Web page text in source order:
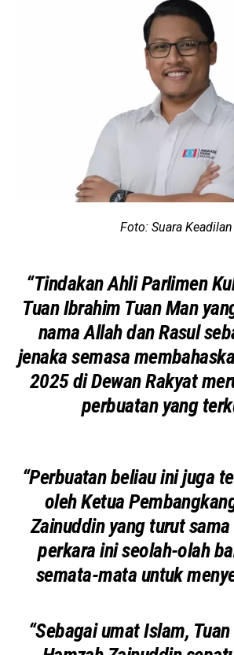
Foto: Suara Keadilan
“Tindakan Ahli Parlimen
Tuan Ibrahim Tuan Man
nama Allah dan Rasul
jenaka semasa
2025 di Dewan Rakyat
perbuatan yang
“Perbuatan beliau ini juga
oleh Ketua
Zainuddin yang turut
perkara ini seolah-olah
semata-mata untuk
“Sebagai umat Islam,